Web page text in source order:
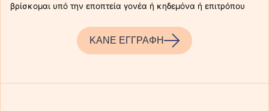
βρίσκομαι υπό την εποπτεία γονέα ή κηδεμόνα ή επιτρόπου
ΚΑΝΕ ΕΓΓΡΑΦΗ